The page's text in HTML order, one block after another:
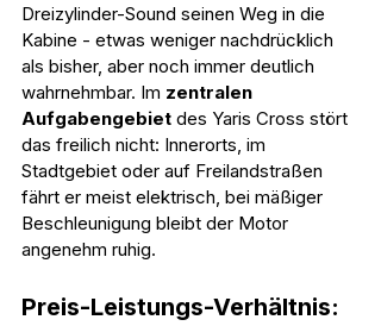
Dreizylinder-Sound seinen Weg in die
Kabine - etwas weniger nachdrücklich
als bisher, aber noch immer deutlich
wahrnehmbar. Im zentralen
Aufgabengebiet des Yaris Cross stört
das freilich nicht: Innerorts, im
Stadtgebiet oder auf Freilandstraßen
fährt er meist elektrisch, bei mäßiger
Beschleunigung bleibt der Motor
angenehm ruhig.
Preis-Leistungs-Verhältnis: